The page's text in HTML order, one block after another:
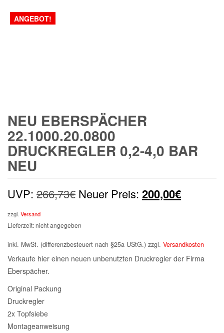
ANGEBOT!
NEU EBERSPÄCHER
22.1000.20.0800
DRUCKREGLER 0,2-4,0 BAR
NEU
UVP: 266,73€ Ursprünglicher
war:
266,73€
Neuer Preis: 200,00€Aktueller
200,00€.
zzgl. Versand
Lieferzeit: nicht angegeben
inkl. MwSt. (differenzbesteuert nach §25a UStG.) zzgl. Versandkosten
Verkaufe hier einen neuen unbenutzten Druckregler der Firma
Eberspächer.
Original Packung
Druckregler
2x Topfsiebe
Montageanweisung